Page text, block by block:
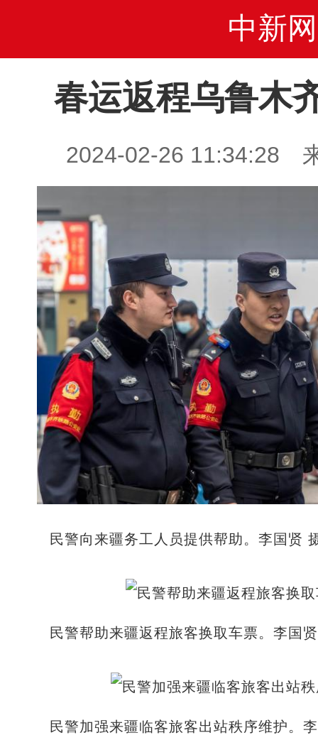
中新网
春运返程乌鲁木
2024-02-26 11:34:28
民警向来疆务工人员提供帮助。李国贤
民警帮助来疆返程旅客换取车票。李国
民警加强来疆临客旅客出站秩序维护。